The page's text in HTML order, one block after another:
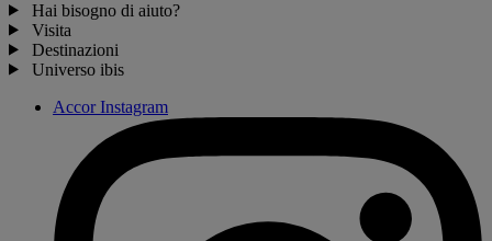
Hai bisogno di aiuto?
Visita
Destinazioni
Universo ibis
Accor Instagram